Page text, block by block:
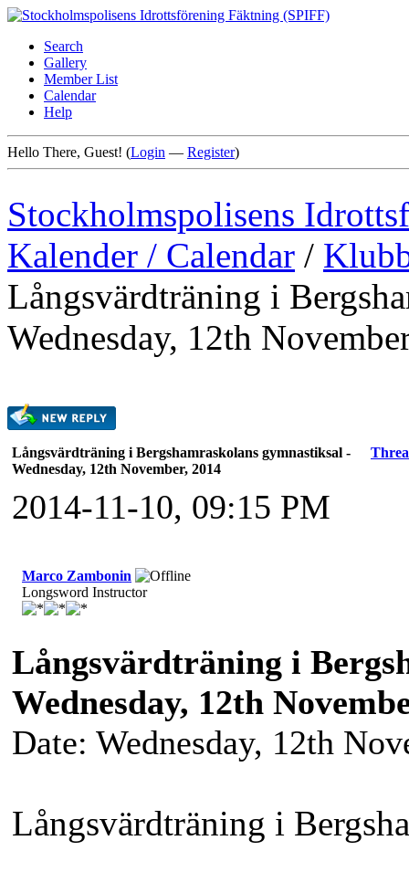
Search
Gallery
Member List
Calendar
Help
Hello There, Guest! (Login — Register)
Stockholmspolisens
Kalender / Calendar /
Långsvärdträning i
Wednesday, 12th
Långsvärdträning i Bergshamraskolans gymnastiksal -
Wednesday, 12th November, 2014
2014-11-10, 09:15 PM
Marco Zambonin
Longsword Instructor
Långsvärdträning i
Wednesday, 12th
Date: Wednesday, 12th
Långsvärdträning i